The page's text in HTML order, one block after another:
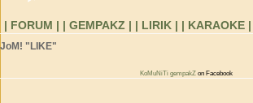
| FORUM | | GEMPAKZ | | LIRIK | | KARAOKE |
JoM! "LIKE"
KoMuNiTi gempakZ on Facebook